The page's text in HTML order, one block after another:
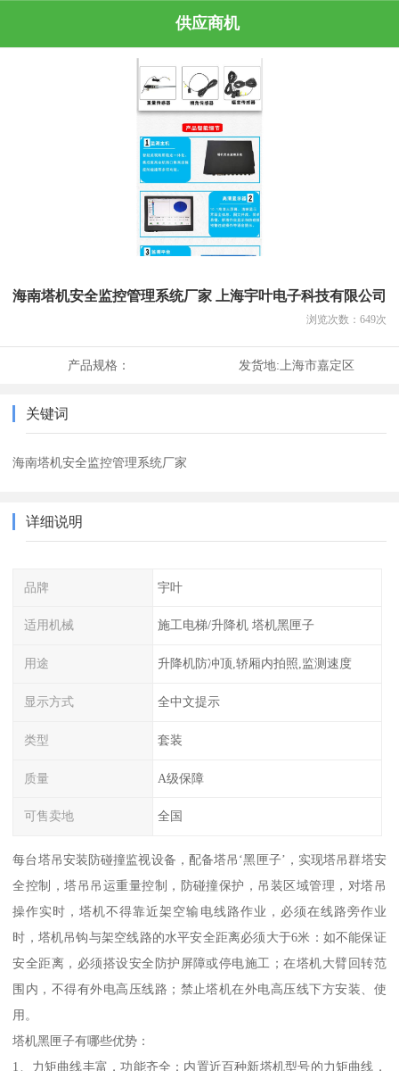
供应商机
海南塔机安全监控管理系统厂家 上海宇叶电子科技有限公司
浏览次数： 649次
产品规格： 发货地:上海市嘉定区
关键词
海南塔机安全监控管理系统厂家
详细说明
品牌 宇叶
适用机械 施工电梯/升降机 塔机黑匣子
用途 升降机防冲顶,轿厢内拍照,监测速度
显示方式 全中文提示
类型 套装
质量 A级保障
可售卖地 全国
每台塔吊安装防碰撞监视设备，配备塔吊‘黑匣子’，实现塔吊群塔安
全控制，塔吊吊运重量控制，防碰撞保护，吊装区域管理，对塔吊
操作实时，塔机不得靠近架空输电线路作业，必须在线路旁作业
时，塔机吊钩与架空线路的水平安全距离必须大于6米：如不能保证
安全距离，必须搭设安全防护屏障或停电施工；在塔机大臂回转范
围内，不得有外电高压线路；禁止塔机在外电高压线下方安装、使
用。
塔机黑匣子有哪些优势：
1、力矩曲线丰富，功能齐全：内置近百种新塔机型号的力矩曲线，